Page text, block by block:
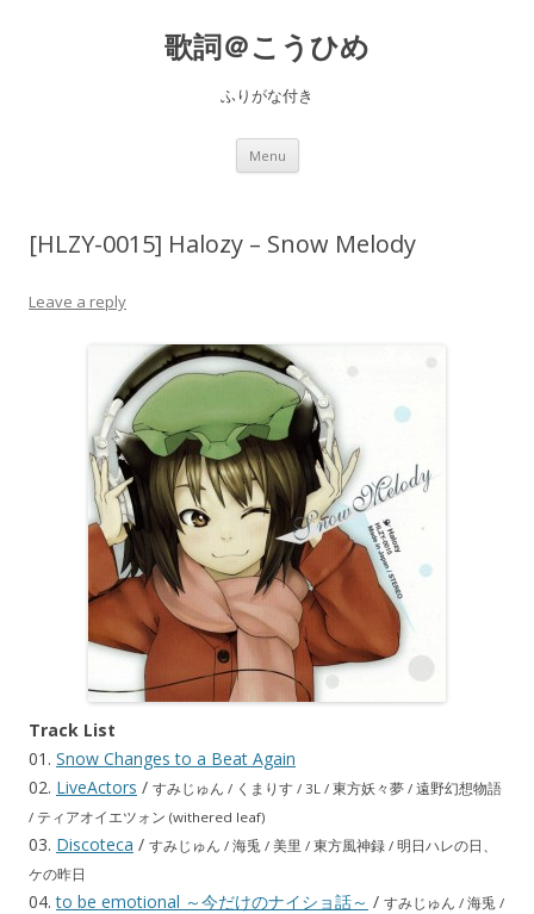
歌詞＠こうひめ
ふりがな付き
Menu Skip to content
[HLZY-0015] Halozy – Snow Melody
Leave a reply
Track List
01. Snow Changes to a Beat Again
02. LiveActors / すみじゅん / くまりす / 3L / 東方妖々夢 / 遠野幻想物語
/ ティアオイエツォン (withered leaf)
03. Discoteca / すみじゅん / 海兎 / 美里 / 東方風神録 / 明日ハレの日、
ケの昨日
04.to be emotional ～今だけのナイショ話～ / すみじゅん / 海兎 /